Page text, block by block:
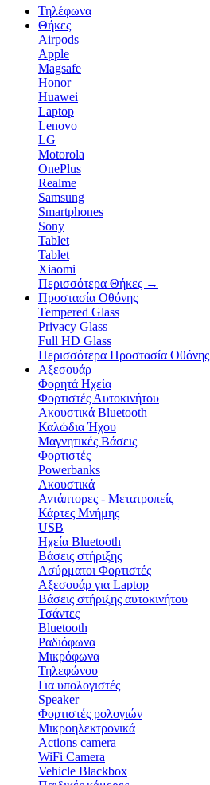
Τηλέφωνα
Θήκες
Airpods
Apple
Magsafe
Honor
Huawei
Laptop
Lenovo
LG
Motorola
OnePlus
Realme
Samsung
Smartphones
Sony
Tablet
Tablet
Xiaomi
Περισσότερα Θήκες →
Προστασία Οθόνης
Tempered Glass
Privacy Glass
Full HD Glass
Περισσότερα Προστασία Οθόνης
Αξεσουάρ
Φορητά Ηχεία
Φορτιστές Αυτοκινήτου
Ακουστικά Bluetooth
Καλώδια Ήχου
Μαγνητικές Βάσεις
Φορτιστές
Powerbanks
Ακουστικά
Αντάπτορες - Μετατροπείς
Κάρτες Μνήμης
USB
Ηχεία Bluetooth
Βάσεις στήριξης
Ασύρματοι Φορτιστές
Αξεσουάρ για Laptop
Βάσεις στήριξης αυτοκινήτου
Τσάντες
Bluetooth
Ραδιόφωνα
Μικρόφωνα
Τηλεφώνου
Για υπολογιστές
Speaker
Φορτιστές ρολογιών
Μικροηλεκτρονικά
Actions camera
WiFi Camera
Vehicle Blackbox